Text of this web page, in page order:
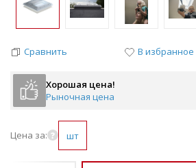
Сравнить В избранное
Хорошая цена!
Рыночная цена
Цена за: шт